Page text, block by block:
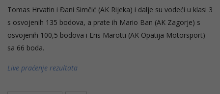
Tomas Hrvatin i Đani Simčić (AK Rijeka) i dalje su vodeći u klasi 3
s osvojenih 135 bodova, a prate ih Mario Ban (AK Zagorje) s
osvojenih 100,5 bodova i Eris Marotti (AK Opatija Motorsport)
sa 66 boda.
Live praćenje rezultata